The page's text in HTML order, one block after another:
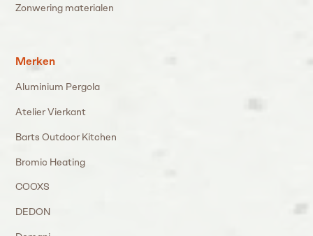
Merken
Aluminium Pergola
Atelier Vierkant
Barts Outdoor Kitchen
Bromic Heating
COOXS
DEDON
Zonwering materialen